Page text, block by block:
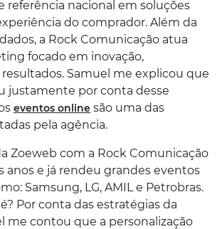
referência nacional em soluções
do comprador. Além da
a Rock Comunicação atua
focado em inovação,
Samuel me explicou que
justamente por conta desse
eventos online são uma das
pela agência.
Zoeweb com a Rock Comunicação
anos e já rendeu grandes eventos
Samsung, LG, AMIL e Petrobras.
Por conta das estratégias da
me contou que a personalização